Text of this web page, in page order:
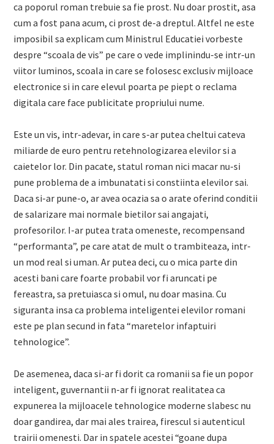
ca poporul roman trebuie sa fie prost. Nu doar prostit, asa
cum a fost pana acum, ci prost de-a dreptul. Altfel ne este
imposibil sa explicam cum Ministrul Educatiei vorbeste
despre “scoala de vis” pe care o vede implinindu-se intr-un
viitor luminos, scoala in care se folosesc exclusiv mijloace
electronice si in care elevul poarta pe piept o reclama
digitala care face publicitate propriului nume.
Este un vis, intr-adevar, in care s-ar putea cheltui cateva
miliarde de euro pentru retehnologizarea elevilor si a
caietelor lor. Din pacate, statul roman nici macar nu-si
pune problema de a imbunatati si constiinta elevilor sai.
Daca si-ar pune-o, ar avea ocazia sa o arate oferind conditii
de salarizare mai normale bietilor sai angajati,
profesorilor. I-ar putea trata omeneste, recompensand
“performanta”, pe care atat de mult o trambiteaza, intr-
un mod real si uman. Ar putea deci, cu o mica parte din
acesti bani care foarte probabil vor fi aruncati pe
fereastra, sa pretuiasca si omul, nu doar masina. Cu
siguranta insa ca problema inteligentei elevilor romani
este pe plan secund in fata “maretelor infaptuiri
tehnologice”.
De asemenea, daca si-ar fi dorit ca romanii sa fie un popor
inteligent, guvernantii n-ar fi ignorat realitatea ca
expunerea la mijloacele tehnologice moderne slabesc nu
doar gandirea, dar mai ales trairea, firescul si autenticul
trairii omenesti. Dar in spatele acestei “goane dupa